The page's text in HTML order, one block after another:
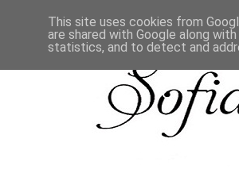
This site uses cookies from
are shared with Google along
statistics, and to detect and